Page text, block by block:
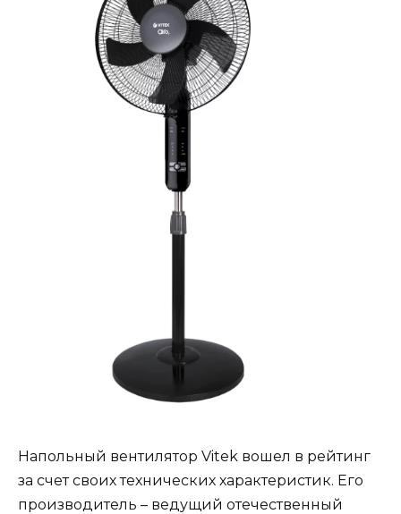
Напольный вентилятор Vitek вошел в рейтинг
за счет своих технических характеристик. Его
производитель – ведущий отечественный